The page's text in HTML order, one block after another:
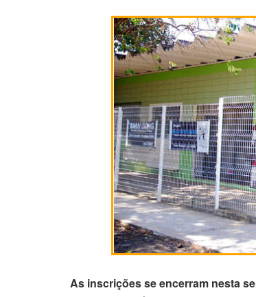
As inscrições se encerram nesta